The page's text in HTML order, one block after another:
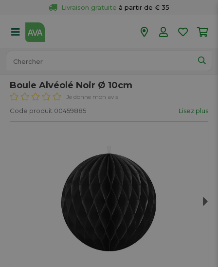
Livraison gratuite à partir de € 35
50 magasins
Boule Alvéolé Noir Ø 10cm
Je donne mon avis
Code produit 00459885 Lisez plus